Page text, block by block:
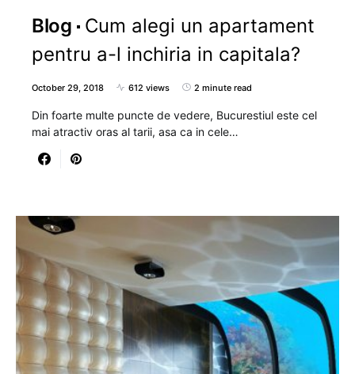
Blog
Cum alegi un apartament
pentru a-l inchiria in capitala?
October 29, 2018 612 views 2 minute read
Din foarte multe puncte de vedere, Bucurestiul este cel
mai atractiv oras al tarii, asa ca in cele…